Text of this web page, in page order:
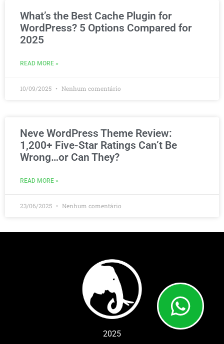
What’s the Best Cache Plugin for
WordPress? 5 Options Compared for
2025
READ MORE »
10/09/2025 Nenhum comentário
Neve WordPress Theme Review:
1,200+ Five-Star Ratings Can’t Be
Wrong…or Can They?
READ MORE »
23/06/2025 Nenhum comentário
2025